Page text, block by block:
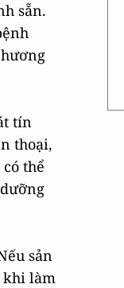
sẵn.
tín
thoại,
thể
sản
khi làm